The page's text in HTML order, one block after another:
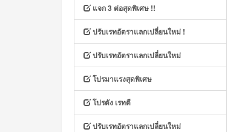
แจก 3 ต่อสุดพิเศษ !!
ปรับเรทอัตราแลกเปลี่ยนใหม่ !
ปรับเรทอัตราแลกเปลี่ยนใหม่
โปรมาแรงสุดพิเศษ
โปรดัง เรทดี
ปรับเรทอัตราแลกเปลี่ยนใหม่